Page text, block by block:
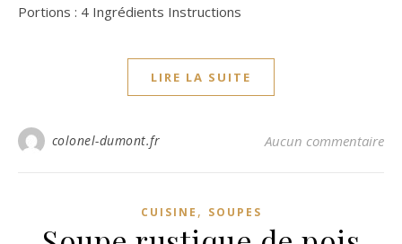
Portions : 4 Ingrédients Instructions
LIRE LA SUITE
colonel-dumont.fr Aucun commentaire
CUISINE , SOUPES